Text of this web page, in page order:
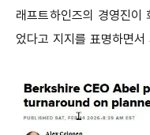
래프트하인즈의 경영진이
었다고 지지를 표명하면